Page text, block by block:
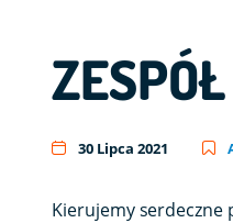
30 Lipca 2021
Kierujemy serdeczne